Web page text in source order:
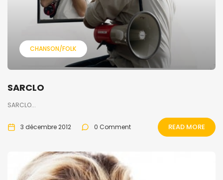
CHANSON/FOLK
SARCLO
SARCLO...
3 décembre 2012 0 Comment READ MORE